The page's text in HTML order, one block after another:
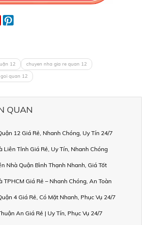
12
chuyen nha gia re quan 12
quan 12
QUAN
12 Giá Rẻ, Nhanh Chóng, Uy Tín 24/7
Liên Tỉnh Giá Rẻ, Uy Tín, Nhanh Chóng
Nhà Quận Bình Thạnh Nhanh, Giá Tốt
TPHCM Giá Rẻ – Nhanh Chóng, An Toàn
4 Giá Rẻ, Có Mặt Nhanh, Phục Vụ 24/7
An Giá Rẻ | Uy Tín, Phục Vụ 24/7